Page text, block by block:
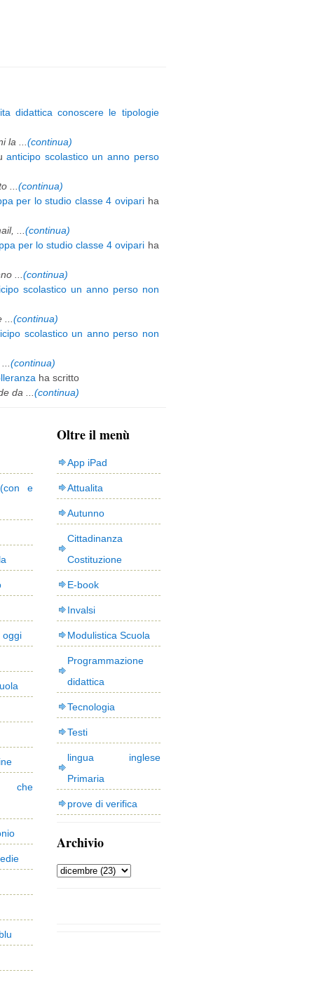
didattica conoscere le tipologie
la ... (continua)
anticipo scolastico un anno perso
... (continua)
per lo studio classe 4 ovipariha
... (continua)
per lo studio classe 4 ovipari ha
... (continua)
scolastico un anno perso non
(continua)
scolastico un anno perso non
(continua)
ha scritto
da ... (continua)
e
oggi
che
Oltre il menù
App iPad
Attualita
Autunno
Cittadinanza
Costituzione
E-book
Invalsi
Modulistica Scuola
Programmazione
didattica
Tecnologia
Testi
lingua inglese
Primaria
prove di verifica
Archivio